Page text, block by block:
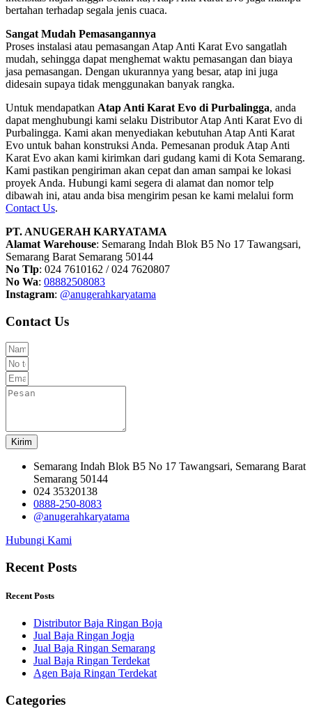
bertahan terhadap segala jenis cuaca.
Sangat Mudah Pemasangannya
Proses instalasi atau pemasangan Atap Anti Karat Evo sangatlah
mudah, sehingga dapat menghemat waktu pemasangan dan biaya
jasa pemasangan. Dengan ukurannya yang besar, atap ini juga
didesain supaya tidak menggunakan banyak rangka.
Untuk mendapatkan Atap Anti Karat Evo di Purbalingga, anda
dapat menghubungi kami selaku Distributor Atap Anti Karat Evo di
Purbalingga. Kami akan menyediakan kebutuhan Atap Anti Karat
Evo untuk bahan konstruksi Anda. Pemesanan produk Atap Anti
Karat Evo akan kami kirimkan dari gudang kami di Kota Semarang.
Kami pastikan pengiriman akan cepat dan aman sampai ke lokasi
proyek Anda. Hubungi kami segera di alamat dan nomor telp
dibawah ini, atau anda bisa mengirim pesan ke kami melalui form
Contact Us.
PT. ANUGERAH KARYATAMA
Alamat Warehouse: Semarang Indah Blok B5 No 17 Tawangsari,
Semarang Barat Semarang 50144
No Tlp: 024 7610162 / 024 7620807
No Wa: 08882508083
Instagram: @anugerahkaryatama
Contact Us
Kirim
Semarang Indah Blok B5 No 17 Tawangsari, Semarang Barat
Semarang 50144
024 35320138
0888-250-8083
@anugerahkaryatama
Hubungi Kami
Recent Posts
Recent Posts
Distributor Baja Ringan Boja
Jual Baja Ringan Jogja
Jual Baja Ringan Semarang
Jual Baja Ringan Terdekat
Agen Baja Ringan Terdekat
Categories